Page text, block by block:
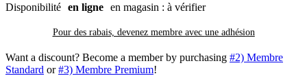
Disponibilité en ligne en magasin : à vérifier
Pour des rabais, devenez membre avec une adhésion
Want a discount? Become a member by purchasing #2) Membre
Standard or#3) Membre Premium!